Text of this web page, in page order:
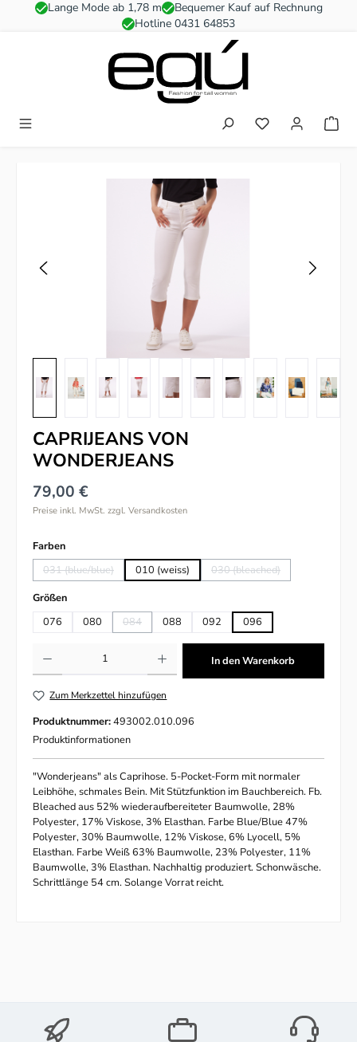
Zum Hauptinhalt springen
Lange Mode ab 1,78 m
Bequemer Kauf auf Rechnung
Hotline 0431 64853
Du hast 0
Bildergalerie überspringen
CAPRIJEANS VON
WONDERJEANS
79,00 €
Preise inkl. MwSt. zzgl. Versandkosten
Farbenauswählen
031 (blue/blue)(Diese Option ist zurzeit nicht verfügbar.)
010 (weiss) 030 (bleached)(Diese Option ist zurzeit
Größenauswählen
076
080 084(Diese Option ist zurzeit nicht verfügbar.)
088 092 096
In den Warenkorb
Zum Merkzettel hinzufügen
Produktnummer:493002.010.096
Produktinformationen
"Wonderjeans" als Caprihose. 5-Pocket-Form mit normaler
Leibhöhe, schmales Bein. Mit Stützfunktion im Bauchbereich. Fb.
Bleached aus 52% wiederaufbereiteter Baumwolle, 28%
Polyester, 17% Viskose, 3% Elasthan. Farbe Blue/Blue 47%
Polyester, 30% Baumwolle, 12% Viskose, 6% Lyocell, 5%
Elasthan. Farbe Weiß 63% Baumwolle, 23% Polyester, 11%
Baumwolle, 3% Elasthan. Nachhaltig produziert. Schonwäsche.
Schrittlänge 54 cm. Solange Vorrat reicht.